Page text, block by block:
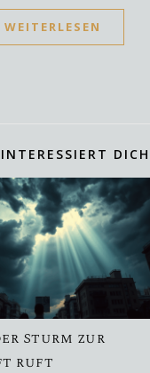
WEITERLESEN
Sturm zur
ruft